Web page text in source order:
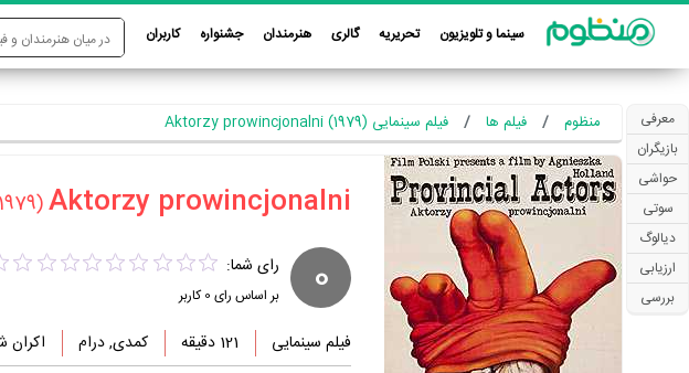
سینما و تلویزیون تحریریه گالری هنرمندان جشنواره کاربران
معرفی
بازیگران
حواشی
سوتی
دیالوگ
ارزیابی
بررسی
منظوم فیلم ها فیلم سینمایی Aktorzy prowincjonalni (1979)
(1979)
0 رای شما:
بر اساس رای 0کاربر
فیلم سینمایی 121 دقیقه کمدی, درام اکران شده